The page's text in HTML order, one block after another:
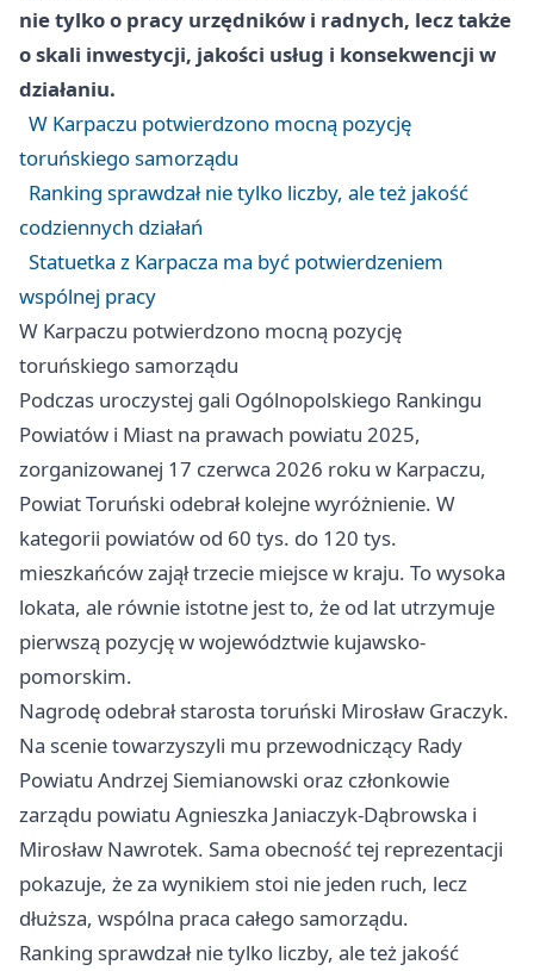
nie tylko o pracy urzędników i radnych, lecz także
o skali inwestycji, jakości usług i konsekwencji w
działaniu.
W Karpaczu potwierdzono mocną pozycję
toruńskiego samorządu
Ranking sprawdzał nie tylko liczby, ale też jakość
codziennych działań
Statuetka z Karpacza ma być potwierdzeniem
wspólnej pracy
W Karpaczu potwierdzono mocną pozycję
toruńskiego samorządu
Podczas uroczystej gali Ogólnopolskiego Rankingu
Powiatów i Miast na prawach powiatu 2025,
zorganizowanej 17 czerwca 2026 roku w Karpaczu,
Powiat Toruński odebrał kolejne wyróżnienie. W
kategorii powiatów od 60 tys. do 120 tys.
mieszkańców zajął trzecie miejsce w kraju. To wysoka
lokata, ale równie istotne jest to, że od lat utrzymuje
pierwszą pozycję w województwie kujawsko-
pomorskim.
Nagrodę odebrał starosta toruński Mirosław Graczyk.
Na scenie towarzyszyli mu przewodniczący Rady
Powiatu Andrzej Siemianowski oraz członkowie
zarządu powiatu Agnieszka Janiaczyk-Dąbrowska i
Mirosław Nawrotek. Sama obecność tej reprezentacji
pokazuje, że za wynikiem stoi nie jeden ruch, lecz
dłuższa, wspólna praca całego samorządu.
Ranking sprawdzał nie tylko liczby, ale też jakość